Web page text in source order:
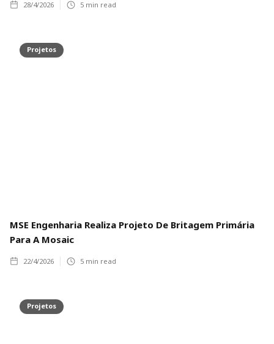
28/4/2026 5 min read
Projetos
MSE Engenharia Realiza Projeto De Britagem Primária
Para A Mosaic
22/4/2026 5 min read
Projetos